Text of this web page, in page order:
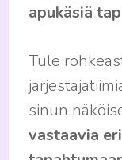
apukäsiä
Tule
sinun
vastaavia